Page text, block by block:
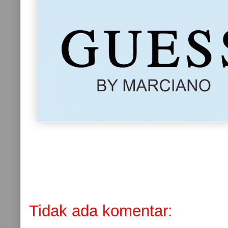
Tidak ada komentar: